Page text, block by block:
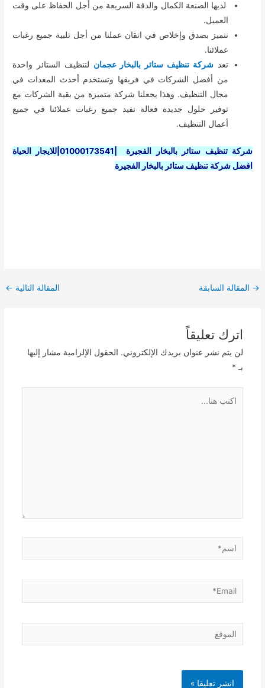
لديها الصنعة الكمال والدقة السريعة من أجل الحفاظ على وقت
العميل.
نتميز بصدق وإخلاص في اتقان عملنا من أجل تلبية جميع رغبات
عملائنا.
تعد شركة تنظيف ستائر بالبخار عجمان لتنظيف الستائر واحدة
من أفضل الشركات في فريقها وتستخدم أحدث المعدات في
مجال التنظيف. وهذا يجعلنا شركة متميزة من بقية الشركات مع
توفير حلول جديدة فعالة تفيد جميع رغبات عملائنا في جميع
أعمال التنظيف.
شركة تنظيف ستائر بالبخار الفجيرة |01000173541|للايجار الحياة
افضل شركة تنظيف ستائر بالبخار الفجيرة
Post
→ المقالة السابقة المقالة التالية ←
اترك تعليقاً
لن يتم نشر عنوان بريدك الإلكتروني. الحقول الإلزامية مشار إليها
بـ *
اسم*
Email*
الموقع